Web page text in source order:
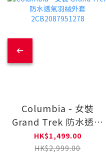
Columbia - 女裝
Grand Trek 防水透氣
羽絨外套
2CB2087951278
HK$1,499.00
HK$2,999.00